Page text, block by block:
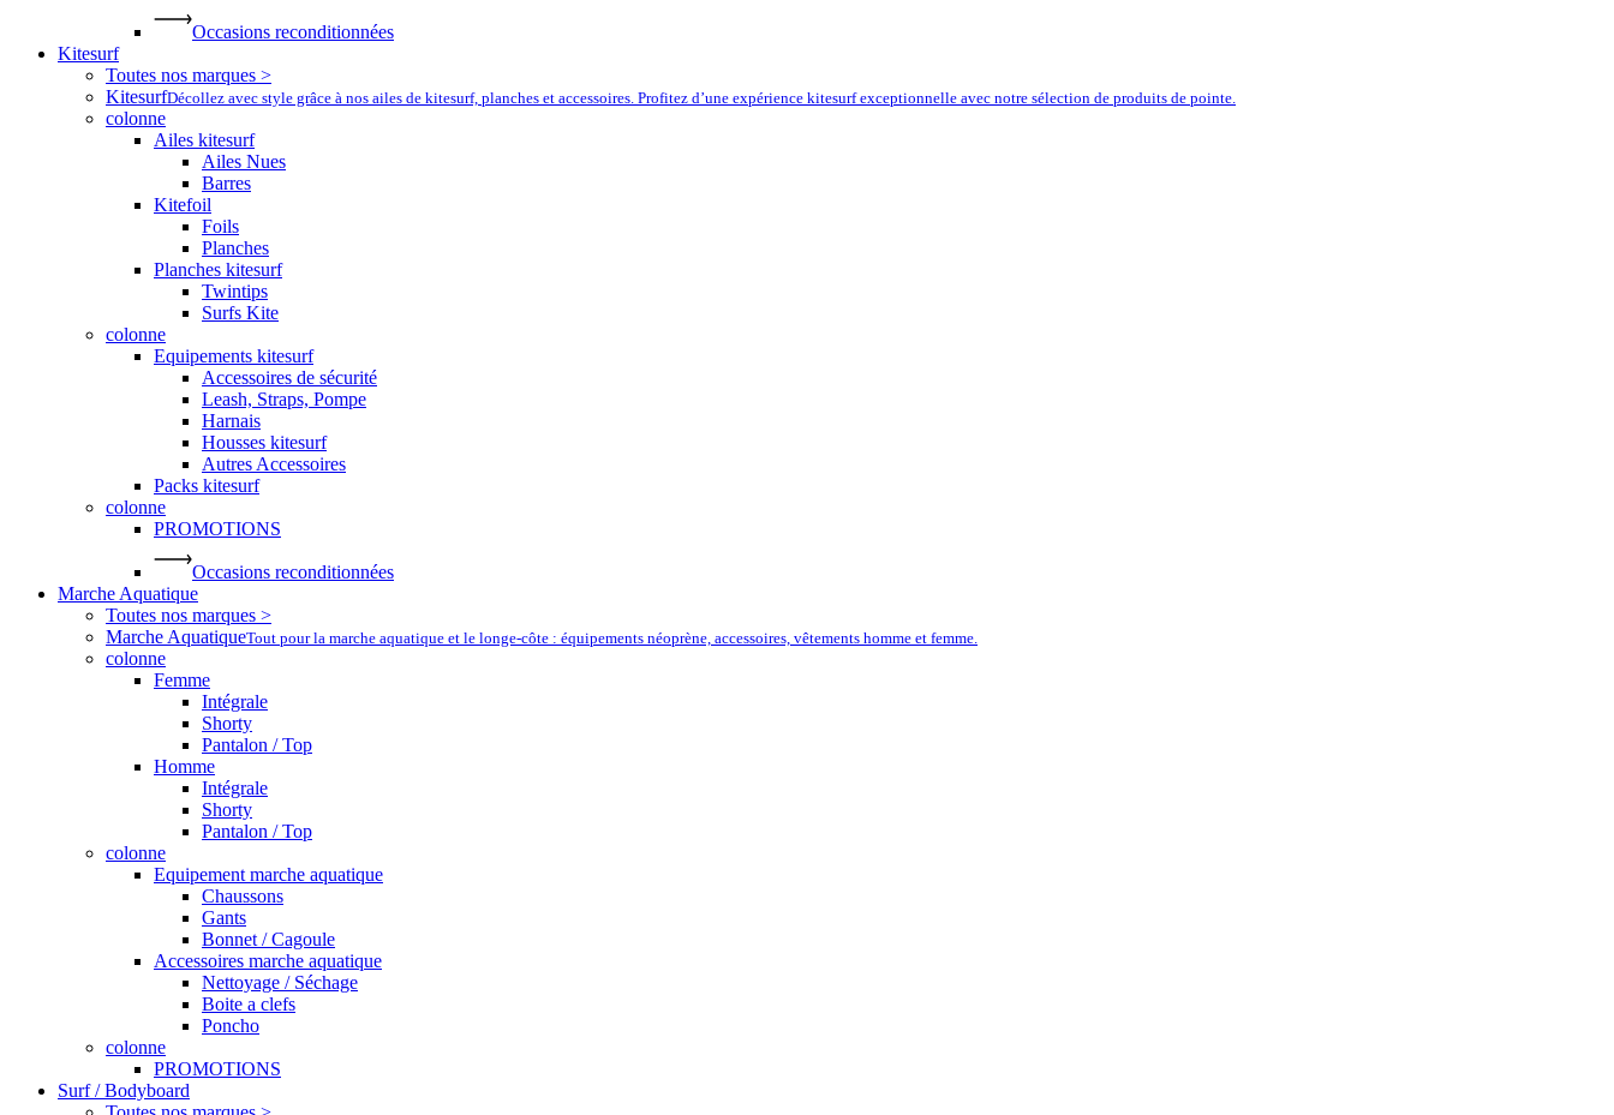
Occasions reconditionnées
Kitesurf
Toutes nos marques >
KitesurfDécollez avec style grâce à nos ailes de kitesurf, planches et accessoires. Profitez d’une expérience kitesurf exceptionnelle avec notre sélection de produits de pointe.
colonne
Ailes kitesurf
Ailes Nues
Barres
Kitefoil
Foils
Planches
Planches kitesurf
Twintips
Surfs Kite
colonne
Equipements kitesurf
Accessoires de sécurité
Leash, Straps, Pompe
Harnais
Housses kitesurf
Autres Accessoires
Packs kitesurf
colonne
PROMOTIONS
Occasions reconditionnées
Marche Aquatique
Toutes nos marques >
Marche AquatiqueTout pour la marche aquatique et le longe-côte : équipements néoprène, accessoires, vêtements homme et femme.
colonne
Femme
Intégrale
Shorty
Pantalon / Top
Homme
Intégrale
Shorty
Pantalon / Top
colonne
Equipement marche aquatique
Chaussons
Gants
Bonnet / Cagoule
Accessoires marche aquatique
Nettoyage / Séchage
Boite a clefs
Poncho
colonne
PROMOTIONS
Surf / Bodyboard